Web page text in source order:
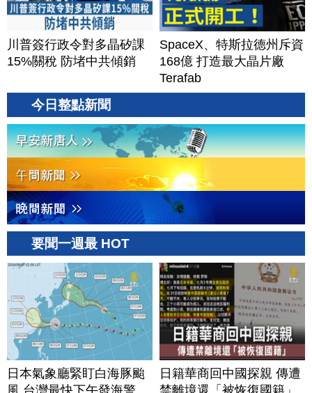
川普簽行政令對多晶矽課
15%關稅 防堵中共傾銷
SpaceX、特斯拉德州斥資
168億 打造最大晶片廠
Terafab
今日整點新聞
要聞一週最 HOT
日本氣象廳緊盯白海豚颱
風 台灣最快下午發海警
日籍華商回中國探親 傳遭
禁離境還「被恢復國籍」